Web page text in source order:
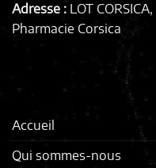
Adresse : LOT
Pharmacie Corsica
Accueil
Qui sommes-nous